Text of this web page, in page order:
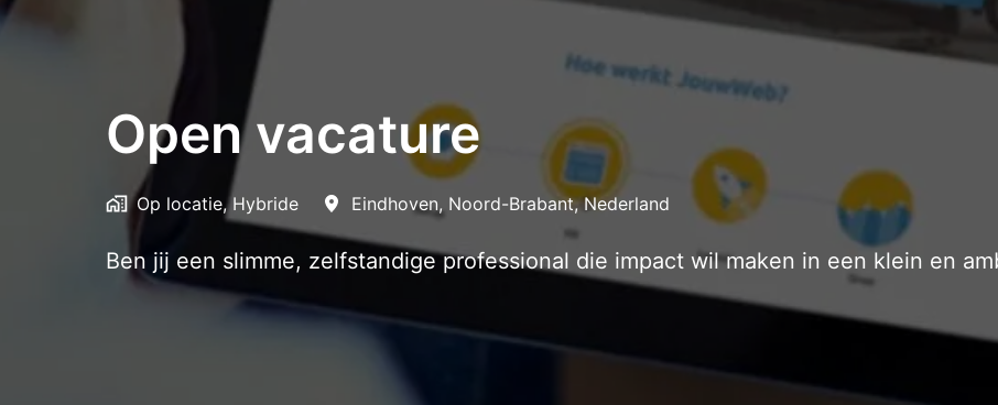
Open vacature
Op locatie, Hybride Eindhoven, Noord-Brabant, Nederland
Ben jij een slimme, zelfstandige professional die impact wil maken in een klein en